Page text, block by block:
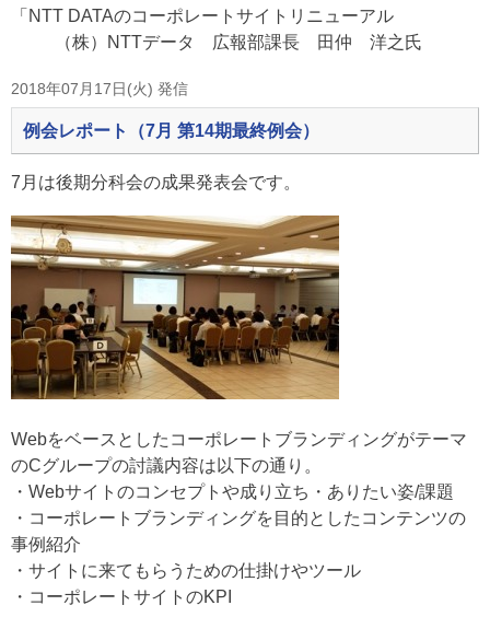
「NTT DATAのコーポレートサイトリニューアル
（株）NTTデータ 広報部課長 田仲 洋之氏
2018年07月17日(火) 発信
例会レポート（7月 第14期最終例会）
7月は後期分科会の成果発表会です。
Webをベースとしたコーポレートブランディングがテーマ
のCグループの討議内容は以下の通り。
・Webサイトのコンセプトや成り立ち・ありたい姿/課題
・コーポレートブランディングを目的としたコンテンツの
事例紹介
・サイトに来てもらうための仕掛けやツール
・コーポレートサイトのKPI